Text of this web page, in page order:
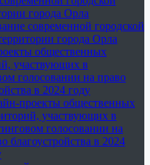
города Орла
современной городской
города Орла
общественных
участвующих в
голосовании на право
в 2024 году
проекты общественных
участвующих в
голосовании на
благоустройства в 2024